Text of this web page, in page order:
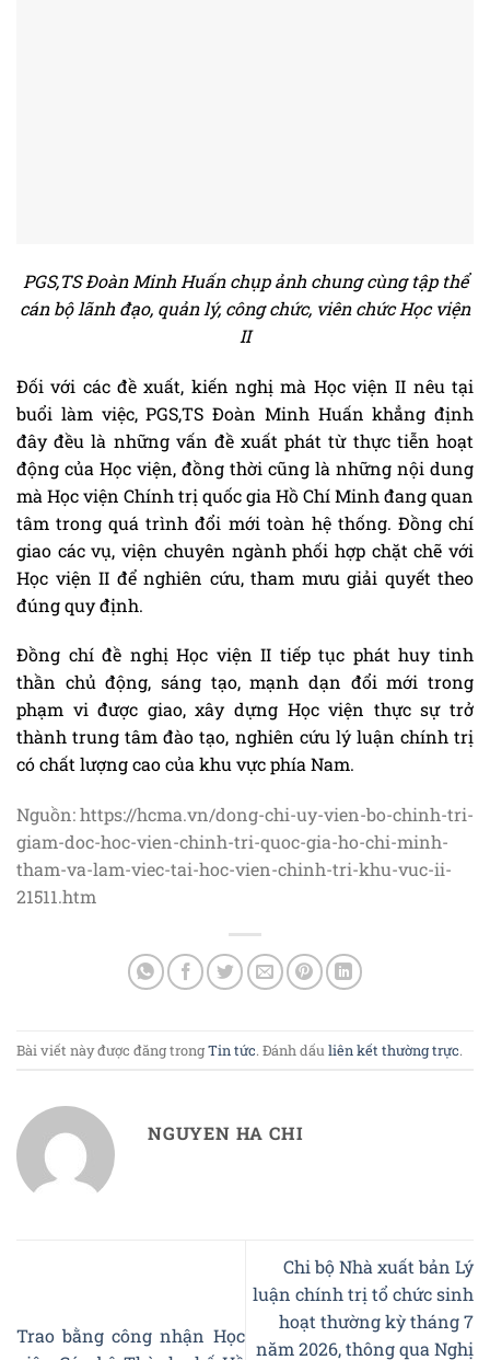
PGS,TS Đoàn Minh Huấn chụp ảnh chung cùng tập thể
cán bộ lãnh đạo, quản lý, công chức, viên chức Học viện
II
Đối với các đề xuất, kiến nghị mà Học viện II nêu tại
buổi làm việc, PGS,TS Đoàn Minh Huấn khẳng định
đây đều là những vấn đề xuất phát từ thực tiễn hoạt
động của Học viện, đồng thời cũng là những nội dung
mà Học viện Chính trị quốc gia Hồ Chí Minh đang quan
tâm trong quá trình đổi mới toàn hệ thống. Đồng chí
giao các vụ, viện chuyên ngành phối hợp chặt chẽ với
Học viện II để nghiên cứu, tham mưu giải quyết theo
đúng quy định.
Đồng chí đề nghị Học viện II tiếp tục phát huy tinh
thần chủ động, sáng tạo, mạnh dạn đổi mới trong
phạm vi được giao, xây dựng Học viện thực sự trở
thành trung tâm đào tạo, nghiên cứu lý luận chính trị
có chất lượng cao của khu vực phía Nam.
Nguồn: https://hcma.vn/dong-chi-uy-vien-bo-chinh-tri-
giam-doc-hoc-vien-chinh-tri-quoc-gia-ho-chi-minh-
tham-va-lam-viec-tai-hoc-vien-chinh-tri-khu-vuc-ii-
21511.htm
Bài viết này được đăng trongTin tức. Đánh dấu liên kết thường trực.
NGUYEN HA CHI
Trao bằng công nhận Học
Chi bộ Nhà xuất bản Lý
luận chính trị tổ chức sinh
hoạt thường kỳ tháng 7
năm 2026, thông qua Nghị